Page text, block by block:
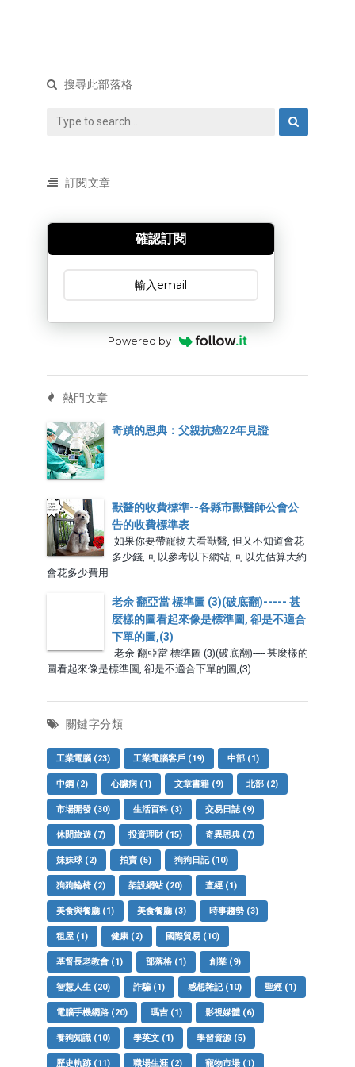
搜尋此部落格
訂閱文章
訂閱文章
確認訂閱
Powered by
熱門文章
奇蹟的恩典：父親抗癌22年見證
獸醫的收費標準--各縣市獸醫師公會公
告的收費標準表
如果你要帶寵物去看獸醫, 但又不知道會花
多少錢, 可以參考以下網站, 可以先估算大約
會花多少費用
老余 翻亞當 標準圖 (3)(破底翻)----- 甚
麼樣的圖看起來像是標準圖, 卻是不適合
下單的圖,(3)
老余 翻亞當 標準圖 (3)(破底翻)----- 甚麼樣的
圖看起來像是標準圖, 卻是不適合下單的圖,(3)
關鍵字分類
工業電腦 (23) 工業電腦客戶 (19) 中部 (1)
中鋼 (2) 心臟病 (1) 文章書籍 (9) 北部 (2)
市場開發 (30) 生活百科 (3) 交易日誌 (9)
休閒旅遊 (7) 投資理財 (15) 奇異恩典 (7)
妹妹球 (2) 拍賣 (5) 狗狗日記 (10)
狗狗輪椅 (2) 架設網站 (20) 查經 (1)
美食與餐廳 (1) 美食餐廳 (3) 時事趨勢 (3)
租屋 (1) 健康 (2) 國際貿易 (10)
基督長老教會 (1) 部落格 (1) 創業 (9)
智慧人生 (20) 詐騙 (1) 感想雜記 (10) 聖經 (1)
電腦手機網路 (20) 瑪吉 (1) 影視媒體 (6)
養狗知識 (10) 學英文 (1) 學習資源 (5)
歷史軌跡 (11) 職場生涯 (2) 寵物市場 (1)